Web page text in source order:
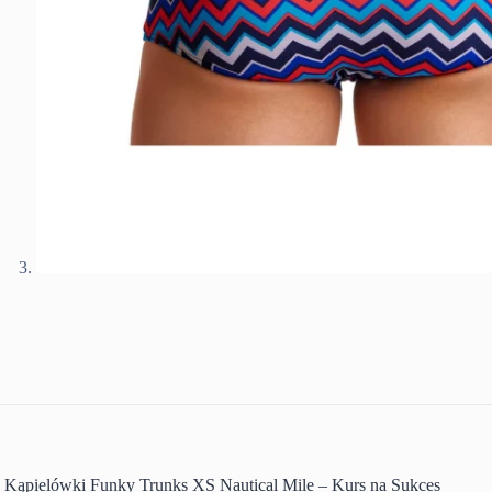
Kąpielówki Funky Trunks XS Nautical Mile – Kurs na Sukces